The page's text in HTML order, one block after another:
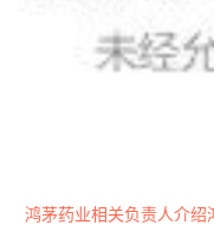
鸿茅药业相关负责人介绍